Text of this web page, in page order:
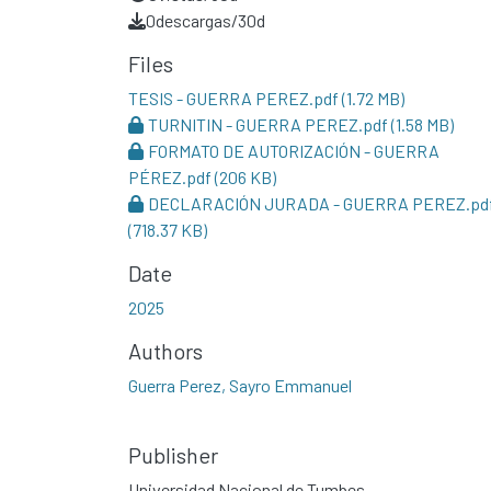
0descargas/30d
Files
TESIS - GUERRA PEREZ.pdf(1.72 MB)
TURNITIN - GUERRA PEREZ.pdf(1.58 MB)
FORMATO DE AUTORIZACIÓN - GUERRA
PÉREZ.pdf(206 KB)
DECLARACIÓN JURADA - GUERRA
(718.37 KB)
Date
2025
Authors
Guerra Perez, Sayro Emmanuel
Publisher